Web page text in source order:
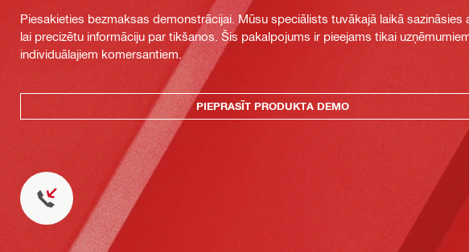
Piesakieties bezmaksas demonstrācijai. Mūsu speciālists tuvākajā laikā sazināsies
lai precizētu informāciju par tikšanos. Šis pakalpojums ir pieejams tikai
individuālajiem komersantiem.
PIEPRASĪT PRODUKTA DEMO